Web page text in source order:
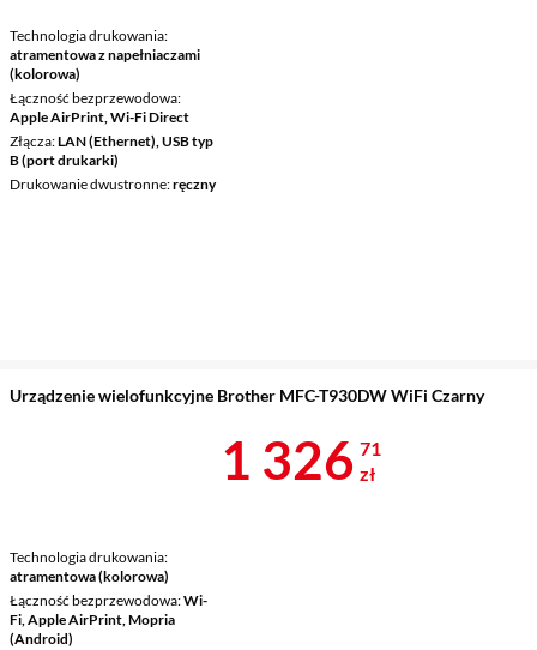
Technologia drukowania
atramentowa z napełniaczami
(kolorowa)
Łączność bezprzewodowa
Apple AirPrint, Wi-Fi Direct
Złącza LAN (Ethernet), USB typ
B (port drukarki)
Drukowanie dwustronne ręczny
Urządzenie wielofunkcyjne Brother MFC-T930DW WiFi Czarny
Technologia drukowania
atramentowa (kolorowa)
Łączność bezprzewodowa Wi-
Fi, Apple AirPrint, Mopria
(Android)
Cena 1
1 326 71
zł